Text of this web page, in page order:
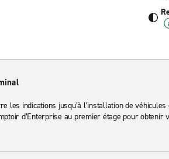
les indications jusqu’à l’installation de
d’Enterprise au premier étage pour